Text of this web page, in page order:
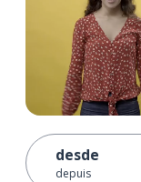
desde
depuis